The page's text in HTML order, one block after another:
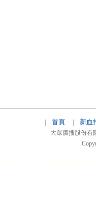
首頁 新血
大眾廣播股份有